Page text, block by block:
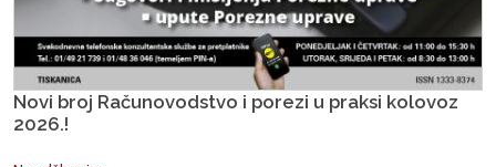
Novi broj Računovodstvo i porezi u praksi kolovoz
2026.!